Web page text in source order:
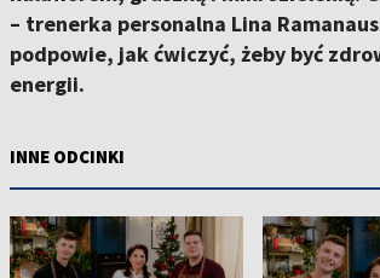
– trenerka personalna Lina
podpowie, jak ćwiczyć, żeby być
energii.
INNE ODCINKI